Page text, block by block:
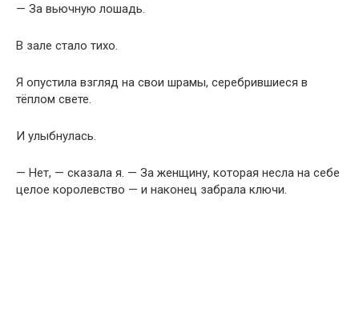
— За вьючную лошадь.
В зале стало тихо.
Я опустила взгляд на свои шрамы, серебрившиеся в
тёплом свете.
И улыбнулась.
— Нет, — сказала я. — За женщину, которая несла на себе
целое королевство — и наконец забрала ключи.